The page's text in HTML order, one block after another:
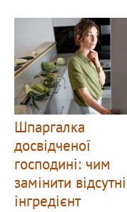
Шпаргалка
досвідченої
господині: чим
замінити
інгредієнт